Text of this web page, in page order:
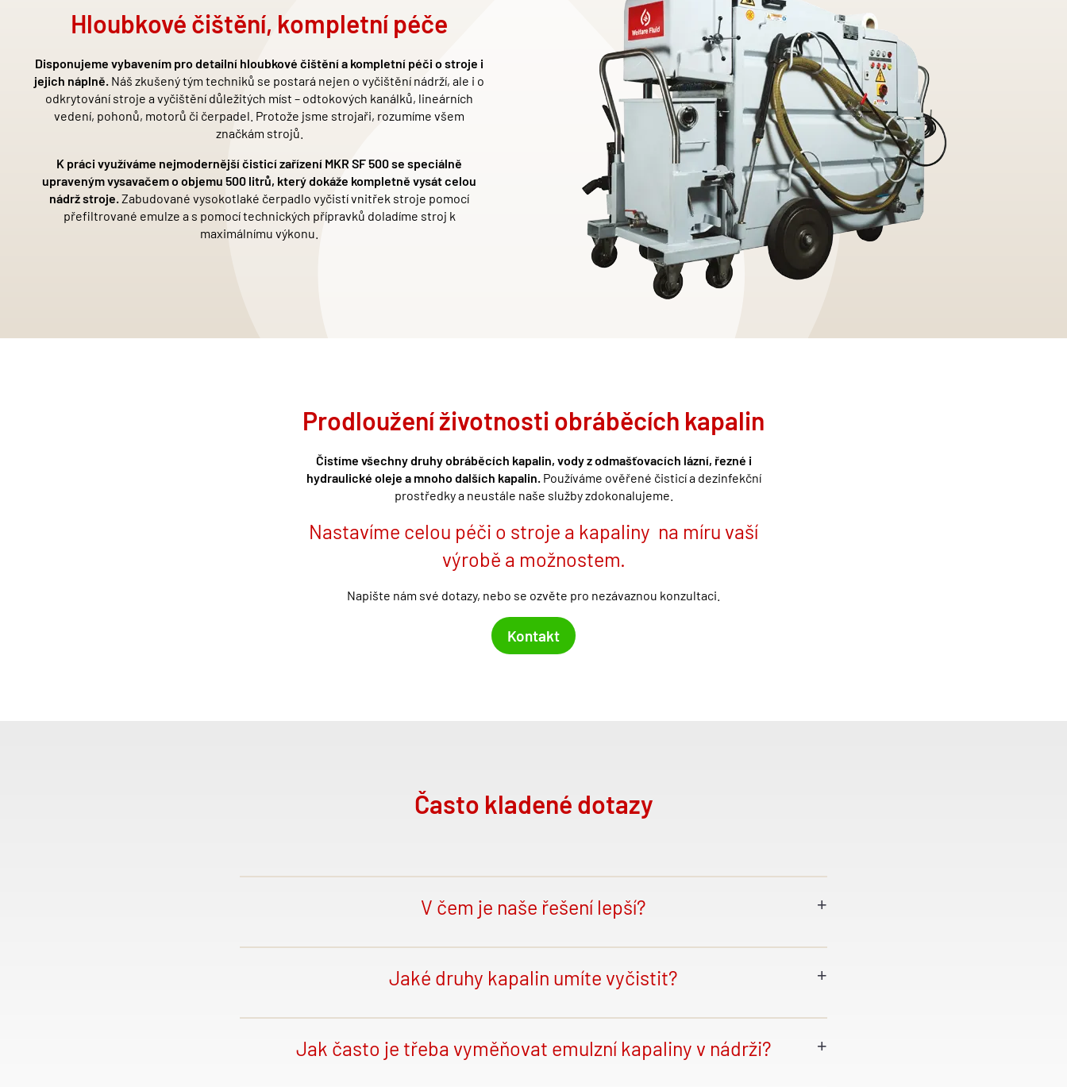
Hloubkové čištění, kompletní péče
Disponujeme vybavením pro detailní hloubkové čištění a kompletní péči o stroje i
jejich náplně. Náš zkušený tým techniků se postará nejen o vyčištění nádrží, ale i o
odkrytování stroje a vyčištění důležitých míst – odtokových kanálků, lineárních
vedení, pohonů, motorů či čerpadel. Protože jsme strojaři, rozumíme všem
značkám strojů.
K práci využíváme nejmodernější čisticí zařízení MKR SF 500 se speciálně
upraveným vysavačem o objemu 500 litrů, který dokáže kompletně vysát celou
nádrž stroje.Zabudovanévysokotlaké čerpadlo vyčistí vnitřek stroje pomocí
přefiltrované emulze a s pomocí technických přípravků doladíme stroj k
maximálnímu výkonu.
Prodloužení životnosti obráběcích kapalin
Čistíme všechny druhy obráběcích kapalin, vody z odmašťovacích lázní, řezné i
hydraulické oleje a mnoho dalších kapalin.Používáme ověřené čisticí a dezinfekční
prostředky a neustále naše služby zdokonalujeme.
Nastavíme celou péči o stroje a kapaliny na míru vaší
výrobě a možnostem.
Napište nám své dotazy, nebo se ozvěte pro nezávaznou konzultaci.
Kontakt
Často kladené dotazy
V čem je naše řešení lepší?
Klasicky čistí stroje přímo obsluha stroje vefirmě. My jsme ale rychlejší, efektivnější
šroubek všech strojů na trhu. Díky tomu má firma výrazně kratší odstávku a ušetří tak
Jaké druhy kapalin umíte vyčistit?
Čistíme všechny druhy obráběcích kapalin, vody z odmašťovacích lázní, řeznéoleje,
Jak často je třeba vyměňovat emulzní kapaliny v nádrži?